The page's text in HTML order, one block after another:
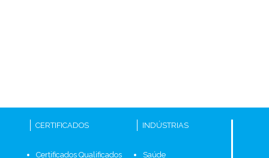
CERTIFICADOS
Certificados Qualificados
INDÚSTRIAS
Saúde